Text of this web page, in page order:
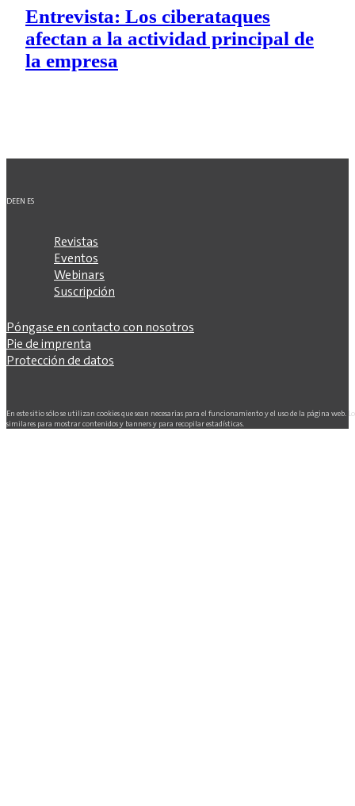
Entrevista: Los ciberataques
afectan a la actividad principal de
la empresa
DEEN ES
Revistas
Eventos
Webinars
Suscripción
Póngase en contacto con nosotros
Pie de imprenta
Protección de datos
En este sitio sólo se utilizan cookies que sean necesarias para el funcionamiento y el uso de la página web.
similares para mostrar contenidos y banners y para recopilar estadísticas.